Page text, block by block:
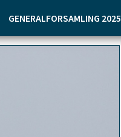
GENERALFORSAMLING 2025